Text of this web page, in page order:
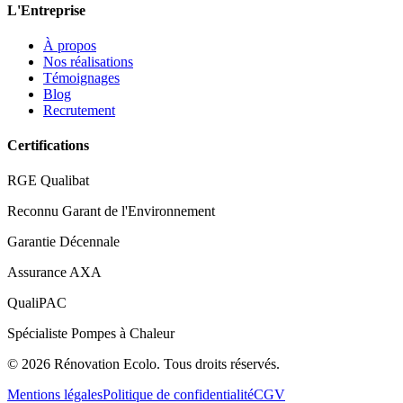
L'Entreprise
À propos
Nos réalisations
Témoignages
Blog
Recrutement
Certifications
RGE Qualibat
Reconnu Garant de l'Environnement
Garantie Décennale
Assurance AXA
QualiPAC
Spécialiste Pompes à Chaleur
© 2026 Rénovation Ecolo. Tous droits réservés.
Mentions légalesPolitique de confidentialitéCGV